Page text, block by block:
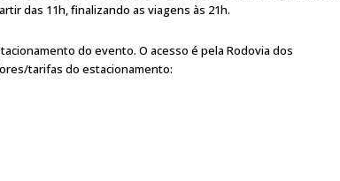
das 11h, finalizando as viagens às 21h.
do evento. O acesso é pela Rodovia dos
tarifas do estacionamento: